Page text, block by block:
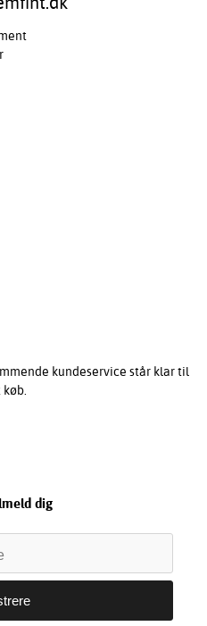
kundeservice står klar til
dig